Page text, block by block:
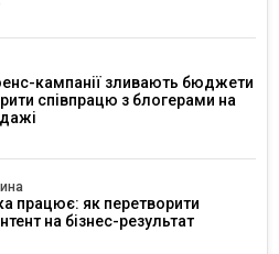
кампанії зливають бюджети
співпрацю з блогерами на
працює: як перетворити
на бізнес-результат